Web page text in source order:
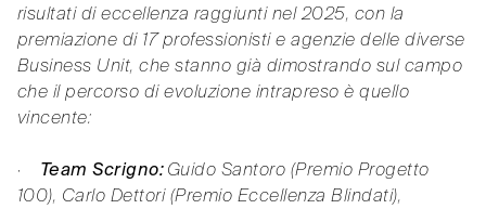
risultati di eccellenza raggiunti nel 2025, con la
premiazione di 17 professionisti e agenzie delle diverse
Business Unit, che stanno già dimostrando sul campo
che il percorso di evoluzione intrapreso è quello
vincente:
· Team Scrigno:Guido Santoro (Premio Progetto
100), Carlo Dettori (Premio Eccellenza Blindati),